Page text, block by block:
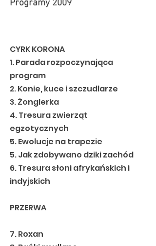
Programy 2009
CYRK KORONA
1. Parada rozpoczynająca
program
2. Konie, kuce i szczudlarze
3. Żonglerka
4. Tresura zwierząt
egzotycznych
5. Ewolucje na trapezie
5. Jak zdobywano dziki zachód
6. Tresura słoni afrykańskich i
indyjskich
PRZERWA
7. Roxan